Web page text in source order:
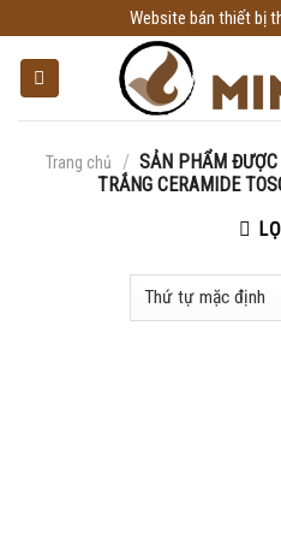
to
content
Website bán thiết bị
Trang chủ / SẢN PHẨM ĐƯỢC
TRẮNG CERAMIDE